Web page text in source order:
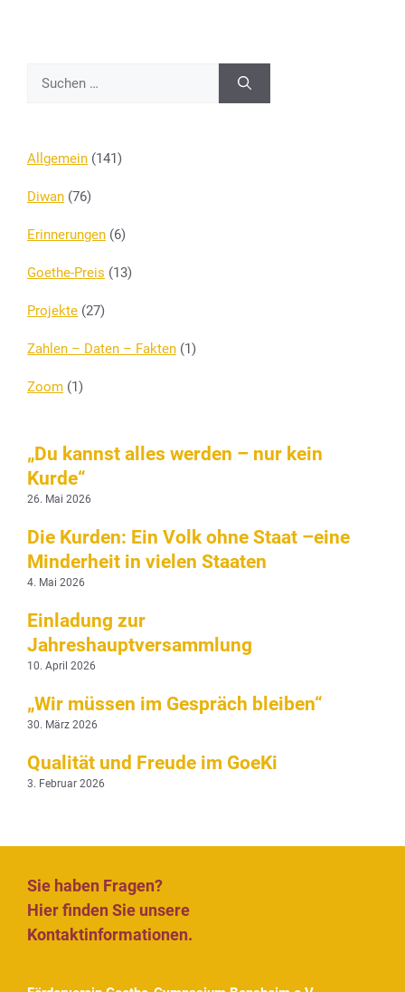
nach:
Allgemein (141)
Diwan (76)
Erinnerungen (6)
Goethe-Preis (13)
Projekte (27)
Zahlen – Daten – Fakten (1)
Zoom (1)
„Du kannst alles werden – nur kein
Kurde“
26. Mai 2026
Die Kurden: Ein Volk ohne Staat –eine
Minderheit in vielen Staaten
4. Mai 2026
Einladung zur
Jahreshauptversammlung
10. April 2026
„Wir müssen im Gespräch bleiben“
30. März 2026
Qualität und Freude im GoeKi
3. Februar 2026
Sie haben Fragen?
Hier finden Sie unsere
Kontaktinformationen.